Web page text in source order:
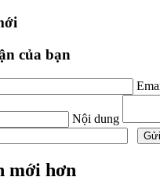
của bạn
Nội dung
mới hơn